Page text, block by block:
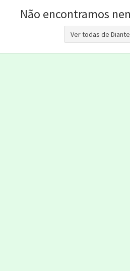
Não encontramos
Ver todas de